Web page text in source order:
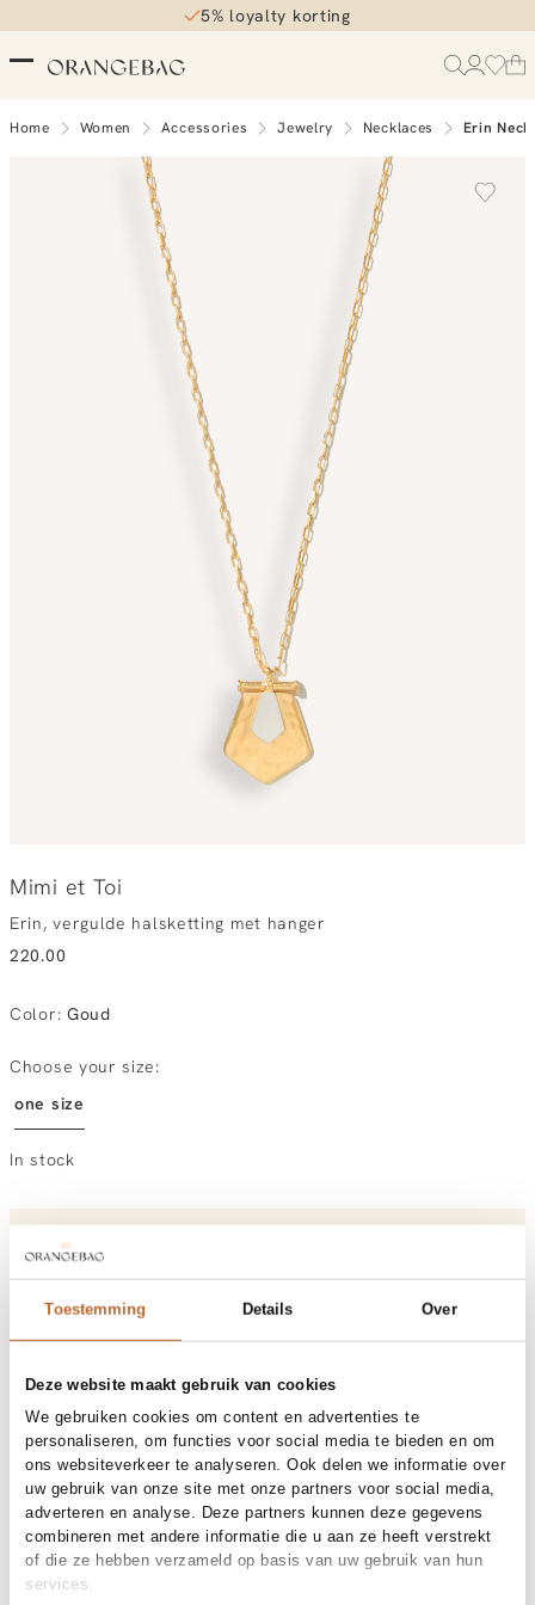
Toestemming Details Over
Deze website maakt gebruik van cookies
We gebruiken cookies om content en advertenties te
personaliseren, om functies voor social media te bieden en om
ons websiteverkeer te analyseren. Ook delen we informatie over
uw gebruik van onze site met onze partners voor social media,
adverteren en analyse. Deze partners kunnen deze gegevens
combineren met andere informatie die u aan ze heeft verstrekt
of die ze hebben verzameld op basis van uw gebruik van hun
services.
5% loyalty korting
Home Women Accessories Jewelry Necklaces Erin
Mimi et Toi
Erin, vergulde halsketting met hanger
220.00
Color: Goud
Choose your size:
one size
In stock
Order by, morning gratis delivered tomorrow
Free shipping over €99
Materials and care
Fabric
Material: 18K gold plated brass
Size and fit
Product details
Brand
Mimi et Toi
Product number brand
Shipping and Returns